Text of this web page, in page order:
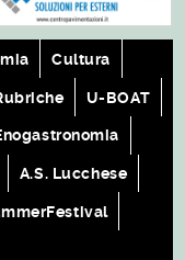
Cultura
U-BOAT
A.S. Lucchese